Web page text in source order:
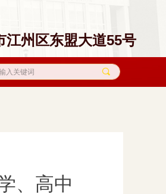
江州区东盟大道55号
끠
、高中